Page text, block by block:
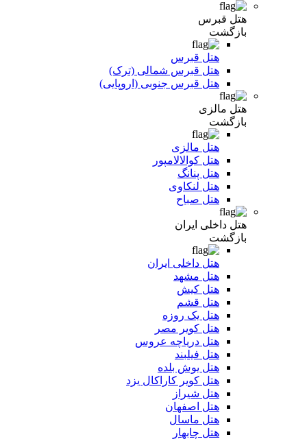
هتل قبرس
بازگشت
هتل قبرس
هتل قبرس شمالی (ترک)
هتل قبرس جنوبی (اروپایی)
هتل مالزی
بازگشت
هتل مالزی
هتل کوالالامپور
هتل پنانگ
هتل لنکاوی
هتل صباح
هتل داخلی ایران
بازگشت
هتل داخلی ایران
هتل مشهد
هتل کیش
هتل قشم
هتل یک روزه
هتل کویر مصر
هتل دریاچه عروس
هتل فیلبند
هتل یوش بلده
هتل کویر کاراکال یزد
هتل شیراز
هتل اصفهان
هتل ماسال
هتل چابهار